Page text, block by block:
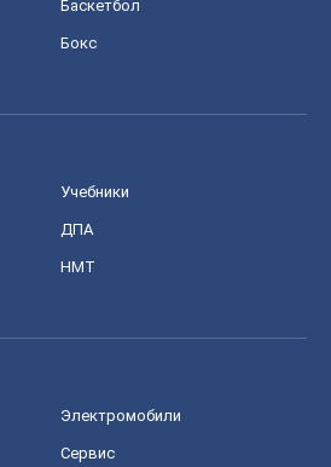
Баскетбол
Бокс
Учебники
ДПА
НМТ
Электромобили
Сервис